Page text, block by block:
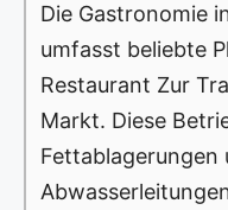
Die Gastronomie
umfasst beliebte
Restaurant Zur
Markt. Diese
Fettablagerungen